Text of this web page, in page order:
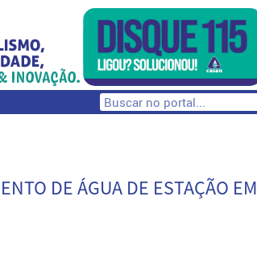
DE ÁGUA DE ESTAÇÃO EM